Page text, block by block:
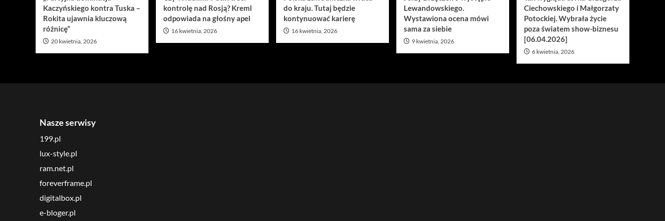
Kaczyńskiego kontra Tuska –
Rokita ujawnia kluczową
różnicę”
20 kwietnia, 2026
kontrolę nad Rosją? Kreml
odpowiada na głośny apel
16 kwietnia, 2026
do kraju. Tutaj będzie
kontynuować karierę
16 kwietnia, 2026
Lewandowskiego.
Wystawiona ocena mówi
sama za siebie
9 kwietnia, 2026
Ciechowskiego i Małgorzaty
Potockiej. Wybrała życie
poza światem show-biznesu
[06.04.2026]
6 kwietnia, 2026
Nasze serwisy
199.pl
lux-style.pl
ram.net.pl
foreverframe.pl
digitalbox.pl
e-bloger.pl